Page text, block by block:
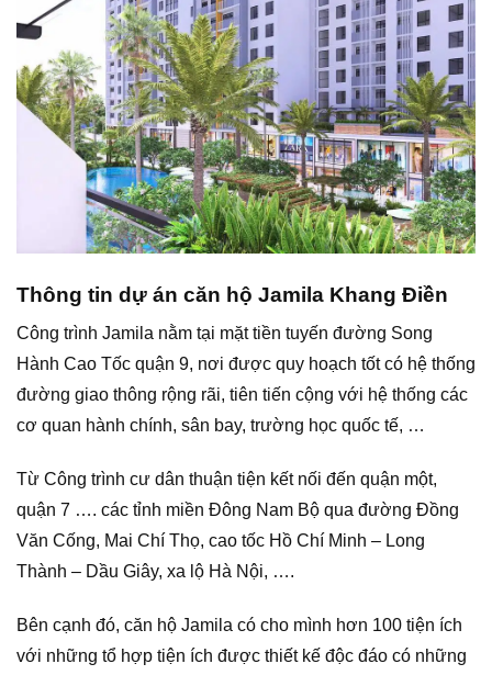
Thông tin dự án căn hộ Jamila Khang Điền
Công trình Jamila nằm tại mặt tiền tuyến đường Song
Hành Cao Tốc quận 9, nơi được quy hoạch tốt có hệ thống
đường giao thông rộng rãi, tiên tiến cộng với hệ thống các
cơ quan hành chính, sân bay, trường học quốc tế, …
Từ Công trình cư dân thuận tiện kết nối đến quận một,
quận 7 …. các tỉnh miền Đông Nam Bộ qua đường Đồng
Văn Cống, Mai Chí Thọ, cao tốc Hồ Chí Minh – Long
Thành – Dầu Giây, xa lộ Hà Nội, ….
Bên cạnh đó, căn hộ Jamila có cho mình hơn 100 tiện ích
với những tổ hợp tiện ích được thiết kế độc đáo có những